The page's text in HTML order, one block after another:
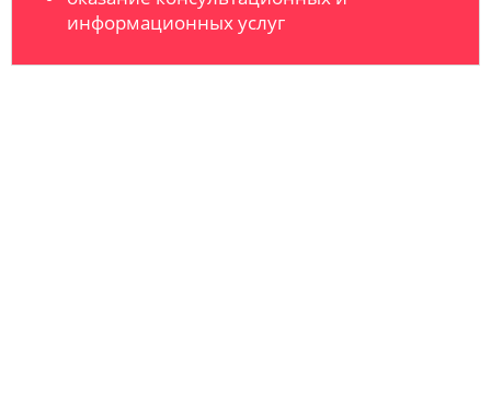
информационных услуг